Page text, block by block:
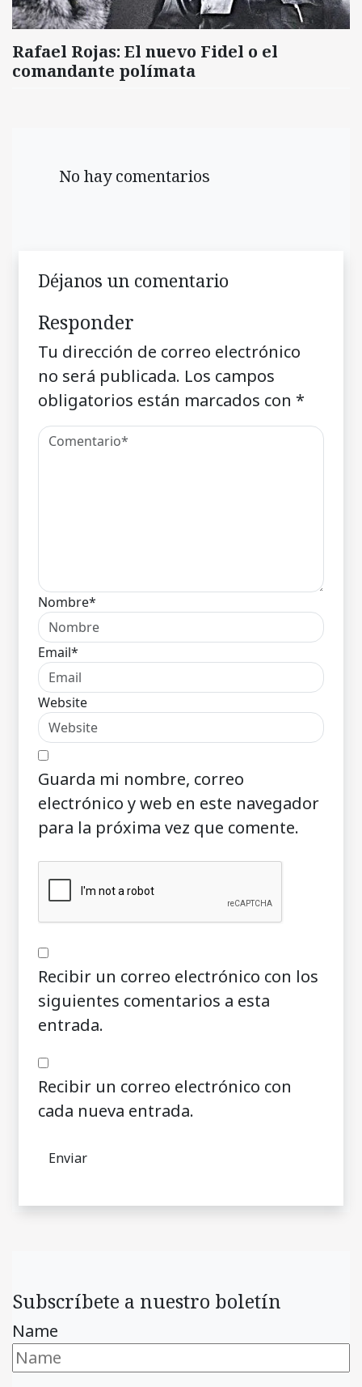
Rafael Rojas: El nuevo Fidel o el
comandante polímata
No hay comentarios
Déjanos un comentario
Responder
Tu dirección de correo electrónico
no será publicada. Los campos
obligatorios están marcados con *
Nombre*
Email*
Website
Guarda mi nombre, correo
electrónico y web en este navegador
para la próxima vez que comente.
Recibir un correo electrónico con los
siguientes comentarios a esta
entrada.
Recibir un correo electrónico con
cada nueva entrada.
Subscríbete a nuestro boletín
Name